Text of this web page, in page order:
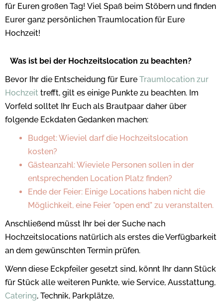
für Euren großen Tag! Viel Spaß beim Stöbern und finden
Eurer ganz persönlichen Traumlocation für Eure
Hochzeit!
Was ist bei der Hochzeitslocation zu beachten?
Bevor Ihr die Entscheidung für Eure Traumlocation zur
Hochzeit trefft, gilt es einige Punkte zu beachten. Im
Vorfeld solltet Ihr Euch als Brautpaar daher über
folgende Eckdaten Gedanken machen:
Budget: Wieviel darf die Hochzeitslocation
kosten?
Gästeanzahl: Wieviele Personen sollen in der
entsprechenden Location Platz finden?
Ende der Feier: Einige Locations haben nicht die
Möglichkeit, eine Feier "open end" zu veranstalten.
Anschließend müsst Ihr bei der Suche nach
Hochzeitslocations natürlich als erstes die Verfügbarkeit
an dem gewünschten Termin prüfen.
Wenn diese Eckpfeiler gesetzt sind, könnt Ihr dann Stück
für Stück alle weiteren Punkte, wie Service, Ausstattung,
Catering, Technik, Parkplätze,